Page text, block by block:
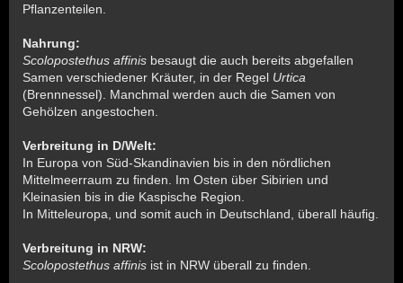
Pflanzenteilen.
Nahrung:
Scolopostethus affinis besaugt die auch bereits abgefallen
Samen verschiedener Kräuter, in der Regel Urtica
(Brennnessel). Manchmal werden auch die Samen von
Gehölzen angestochen.
Verbreitung in D/Welt:
In Europa von Süd-Skandinavien bis in den nördlichen
Mittelmeerraum zu finden. Im Osten über Sibirien und
Kleinasien bis in die Kaspische Region.
In Mitteleuropa, und somit auch in Deutschland, überall häufig.
Verbreitung in NRW:
Scolopostethus affinis ist in NRW überall zu finden.